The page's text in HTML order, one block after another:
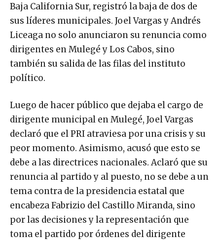
Baja California Sur, registró la baja de dos de
sus líderes municipales. Joel Vargas y Andrés
Liceaga no solo anunciaron su renuncia como
dirigentes en Mulegé y Los Cabos, sino
también su salida de las filas del instituto
político.
Luego de hacer público que dejaba el cargo de
dirigente municipal en Mulegé, Joel Vargas
declaró que el PRI atraviesa por una crisis y su
peor momento. Asimismo, acusó que esto se
debe a las directrices nacionales. Aclaró que su
renuncia al partido y al puesto, no se debe a un
tema contra de la presidencia estatal que
encabeza Fabrizio del Castillo Miranda, sino
por las decisiones y la representación que
toma el partido por órdenes del dirigente